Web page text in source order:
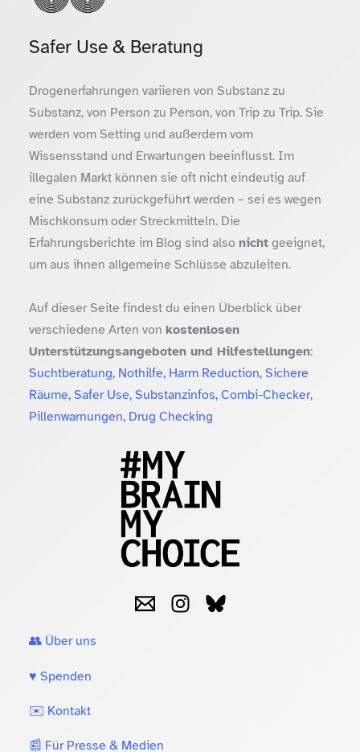
Safer Use & Beratung
Drogenerfahrungen variieren von Substanz zu
Substanz, von Person zu Person, von Trip zu Trip. Sie
werden vom Setting und außerdem vom
Wissensstand und Erwartungen beeinflusst. Im
illegalen Markt können sie oft nicht eindeutig auf
eine Substanz zurückgeführt werden – sei es wegen
Mischkonsum oder Streckmitteln. Die
Erfahrungsberichte im Blog sind also nichtgeeignet,
um aus ihnen allgemeine Schlüsse abzuleiten.
Auf dieser Seite findest du einen Überblick über
verschiedene Arten von kostenlosen
Unterstützungsangeboten und Hilfestellungen:
Suchtberatung, Nothilfe, Harm Reduction, Sichere
Räume, Safer Use, Substanzinfos, Combi-Checker,
Pillenwarnungen, Drug Checking
👥 Über uns
♥️ Spenden
✉️ Kontakt
📰 Für Presse & Medien